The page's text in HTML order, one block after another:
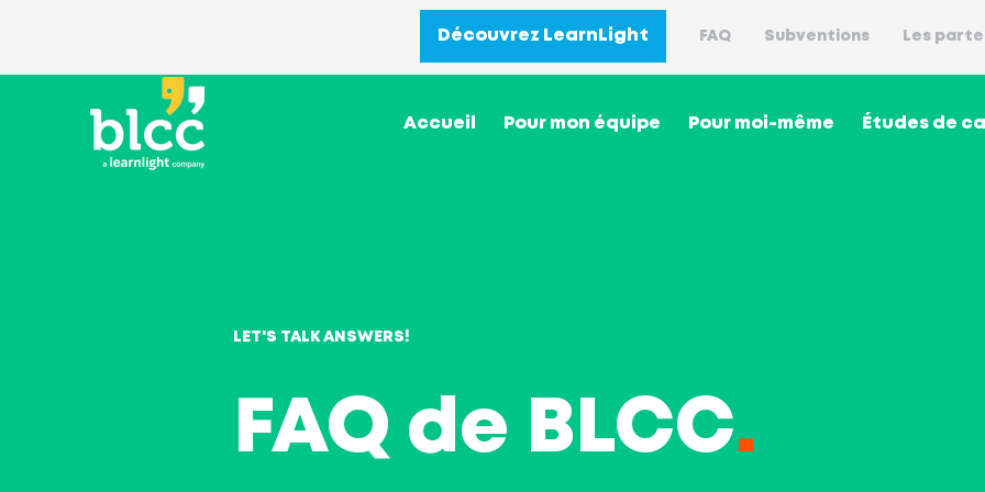
Découvrez LearnLight FAQ Subventions Les
Accueil Pour mon équipe Pour moi-même Études de
LET'S TALK ANSWERS!
FAQ de BLCC.